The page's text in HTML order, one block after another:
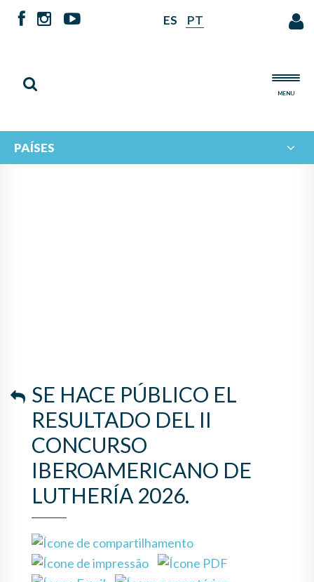
ES PT
MENU
PAÍSES
SE HACE PÚBLICO EL
RESULTADO DEL II
CONCURSO
IBEROAMERICANO DE
LUTHERÍA 2026.